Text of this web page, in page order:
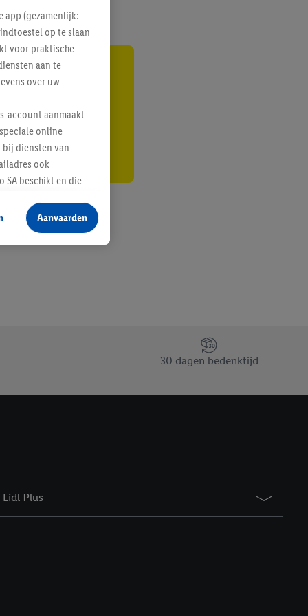
30 dagen bedenktijd
Lidl Plus
app (gezamenlijk:
op te slaan
voor praktische
aan te
over uw
account aanmaakt
online
diensten van
ook
SA beschikt en die
producten waarin
maar het
als er met behulp
Aanvaarden